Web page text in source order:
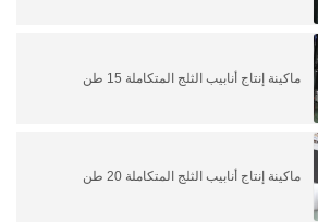
ماكينة إنتاج أنابيب الثلج المتكاملة 15 طن
ماكينة إنتاج أنابيب الثلج المتكاملة 20 طن